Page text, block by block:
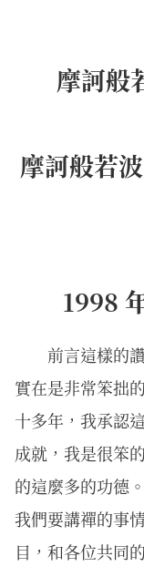
摩訶般
摩訶般若
1998
前言這樣的
實在是非常笨拙
十多年，我承認
成就，我是很笨
的這麼多的功德
我們要講禪的事
目，和各位共同